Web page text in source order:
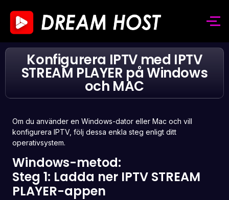
Konfigurera IPTV med IPTV
STREAM PLAYER på Windows
och MAC
Om du använder en Windows-dator eller Mac och vill
konfigurera IPTV, följ dessa enkla steg enligt ditt
operativsystem.
Windows-metod:
Steg 1: Ladda ner IPTV STREAM
PLAYER-appen